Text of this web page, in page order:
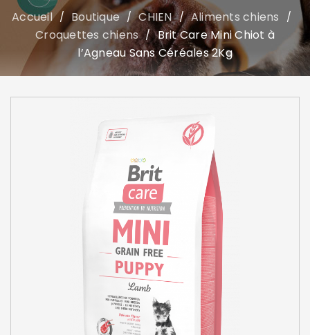
Accueil / Boutique / CHIEN / Aliments chiens /
Croquettes chiens / Brit Care Mini Chiot à
l’Agneau Sans Céréales 2Kg